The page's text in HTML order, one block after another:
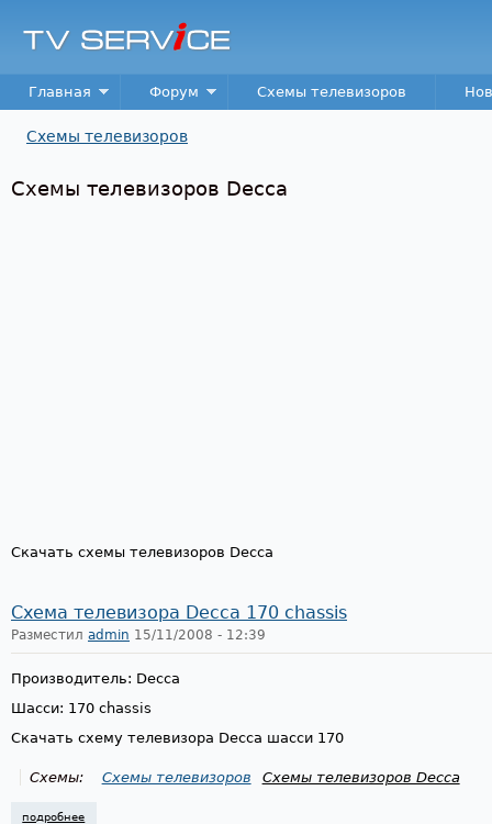
TV
Service
Main menu
Главная Форум Схемы телевизоров
Схемы телевизоров
Схемы телевизоров Decca
Скачать схемы телевизоров Decca
Схема телевизора Decca 170 chassis
Разместил admin 15/11/2008 - 12:39
Производитель: Decca
Шасси: 170 chassis
Скачать схему телевизора Decca шасси 170
Схемы: Схемы телевизоров Схемы телевизоров Decca
подробнее